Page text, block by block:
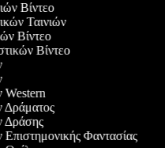
Βίντεο
Ταινιών
Βίντεο
Βίντεο
Western
Δράματος
Δράσης
Επιστημονικής Φαντασίας